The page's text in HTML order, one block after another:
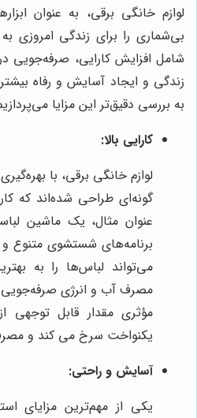
لوازم خانگی برقی، به عنوان
بی‌شماری را برای زندگی امروزی به
شامل افزایش کارایی، صرفه‌جویی
زندگی و ایجاد آسایش و رفاه
به بررسی دقیق‌تر این مزایا
کارایی بالا:
لوازم خانگی برقی، با
گونه‌ای طراحی شده‌اند که
عنوان مثال، یک ماشین
برنامه‌های شستشوی متنوع
می‌تواند لباس‌ها را به
مصرف آب و انرژی
مؤثری مقدار قابل توجهی
یکنواخت سرخ می کند و
آسایش و راحتی:
یکی از مهم‌ترین مزایای